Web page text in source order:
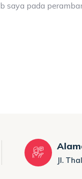
saya pada
Jl.